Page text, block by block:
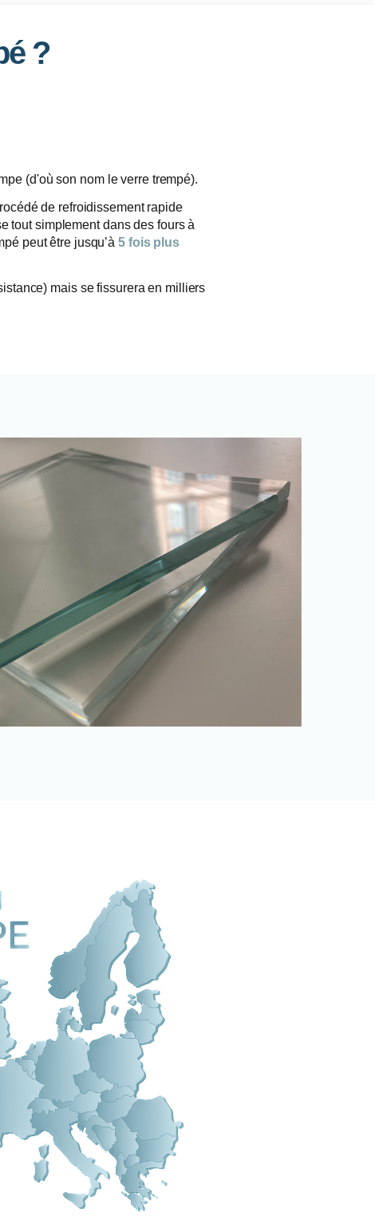
?
(d'où son nom le verre trempé).
de refroidissement rapide
tout simplement dans des fours à
peut être jusqu’à5 fois plus
mais se fissurera en milliers